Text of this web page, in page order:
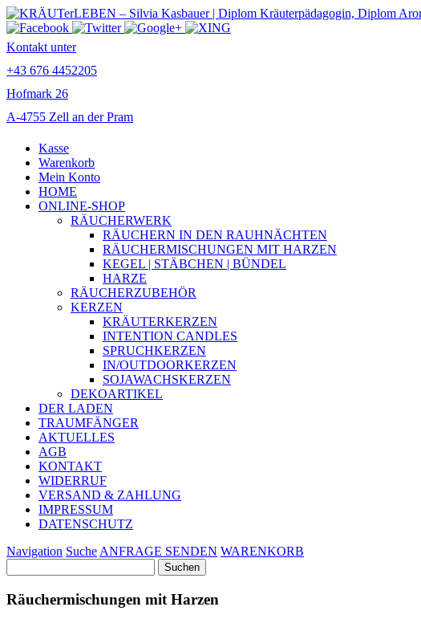
Kontakt unter
+43 676 4452205
Hofmark 26
A-4755 Zell an der Pram
Kasse
Warenkorb
Mein Konto
HOME
ONLINE-SHOP
RÄUCHERWERK
RÄUCHERN IN DEN RAUHNÄCHTEN
RÄUCHERMISCHUNGEN MIT HARZEN
KEGEL | STÄBCHEN | BÜNDEL
HARZE
RÄUCHERZUBEHÖR
KERZEN
KRÄUTERKERZEN
INTENTION CANDLES
SPRUCHKERZEN
IN/OUTDOORKERZEN
SOJAWACHSKERZEN
DEKOARTIKEL
DER LADEN
TRAUMFÄNGER
AKTUELLES
AGB
KONTAKT
WIDERRUF
VERSAND & ZAHLUNG
IMPRESSUM
DATENSCHUTZ
Navigation Suche ANFRAGE SENDEN WARENKORB
nach:
Räuchermischungen mit Harzen